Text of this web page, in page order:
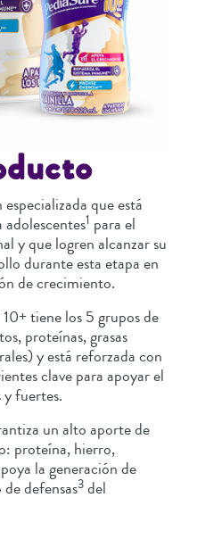
que está
1 para el
y que logren alcanzar su
durante esta etapa en
de crecimiento.
10+ tiene los 5 grupos de
proteínas, grasas
y está reforzada con
clave para apoyar el
y fuertes.
un alto aporte de
proteína, hierro,
la generación de
defensas3 del